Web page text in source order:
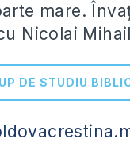
mare.
Nicolai
DE STUDIU